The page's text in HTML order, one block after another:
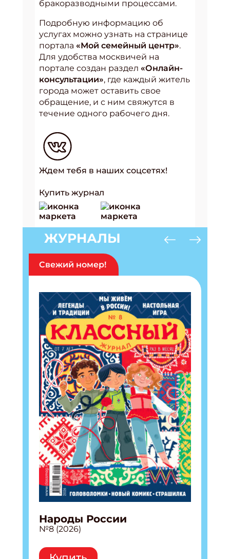
бракоразводными процессами.
Подробную информацию об
услугах можно узнать на странице
портала «Мой семейный центр».
Для удобства москвичей на
портале создан раздел «Онлайн-
консультации», где каждый житель
города может оставить свое
обращение, и с ним свяжутся в
течение одного рабочего дня.
Ждем тебя в наших соцсетях!
Купить журнал
ЖУРНАЛЫ
Свежий номер!
Народы России
№8 (2026)